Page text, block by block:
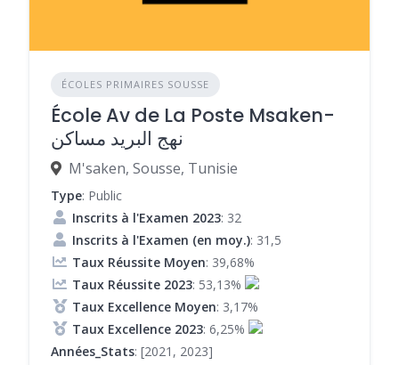
ÉCOLES PRIMAIRES SOUSSE
École Av de La Poste Msaken-
نهج البريد مساكن
M'saken, Sousse, Tunisie
Type: Public
Inscrits à l'Examen 2023: 32
Inscrits à l'Examen (en moy.): 31,5
Taux Réussite Moyen: 39,68%
Taux Réussite 2023: 53,13%
Taux Excellence Moyen: 3,17%
Taux Excellence 2023: 6,25%
Années_Stats: [2021, 2023]